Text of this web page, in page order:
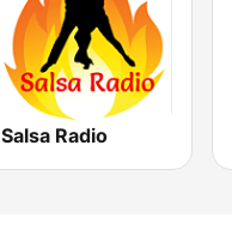
Salsa Radio